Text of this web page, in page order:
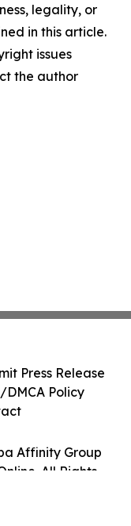
legality, or
in this article.
issues
the author
Affinity Group
All Rights
Press Release
Policy